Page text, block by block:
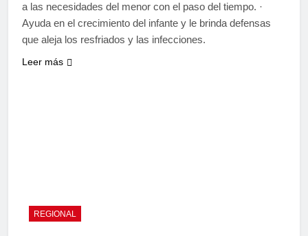
a las necesidades del menor con el paso del tiempo. ·
Ayuda en el crecimiento del infante y le brinda defensas
que aleja los resfriados y las infecciones.
Leer más
REGIONAL